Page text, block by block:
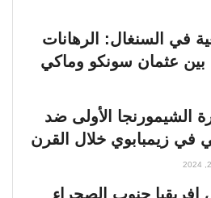
في السنغال: الرهانات
عثمان سونكو وماكي
الشيمورنجا الأولى ضد
في زيمبابوي خلال القرن
جنوب الصحراء